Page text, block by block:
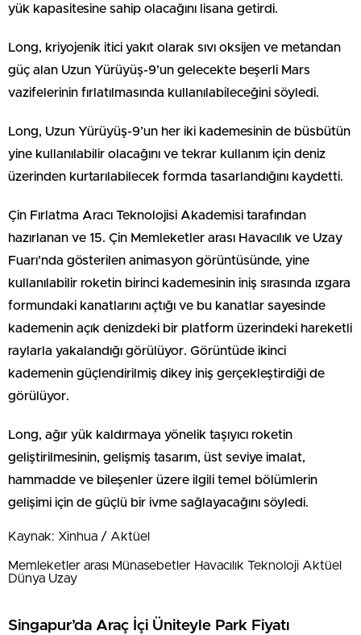
yük kapasitesine sahip olacağını lisana getirdi.
Long, kriyojenik itici yakıt olarak sıvı oksijen ve metandan
güç alan Uzun Yürüyüş-9’un gelecekte beşerli Mars
vazifelerinin fırlatılmasında kullanılabileceğini söyledi.
Long, Uzun Yürüyüş-9’un her iki kademesinin de büsbütün
yine kullanılabilir olacağını ve tekrar kullanım için deniz
üzerinden kurtarılabilecek formda tasarlandığını kaydetti.
Çin Fırlatma Aracı Teknolojisi Akademisi tarafından
hazırlanan ve 15. Çin Memleketler arası Havacılık ve Uzay
Fuarı’nda gösterilen animasyon görüntüsünde, yine
kullanılabilir roketin birinci kademesinin iniş sırasında ızgara
formundaki kanatlarını açtığı ve bu kanatlar sayesinde
kademenin açık denizdeki bir platform üzerindeki hareketli
raylarla yakalandığı görülüyor. Görüntüde ikinci
kademenin güçlendirilmiş dikey iniş gerçekleştirdiği de
görülüyor.
Long, ağır yük kaldırmaya yönelik taşıyıcı roketin
geliştirilmesinin, gelişmiş tasarım, üst seviye imalat,
hammadde ve bileşenler üzere ilgili temel bölümlerin
gelişimi için de güçlü bir ivme sağlayacağını söyledi.
Kaynak: Xinhua / Aktüel
Memleketler arası Münasebetler Havacılık Teknoloji Aktüel
Dünya Uzay
Singapur’da Araç İçi Üniteyle Park Fiyatı